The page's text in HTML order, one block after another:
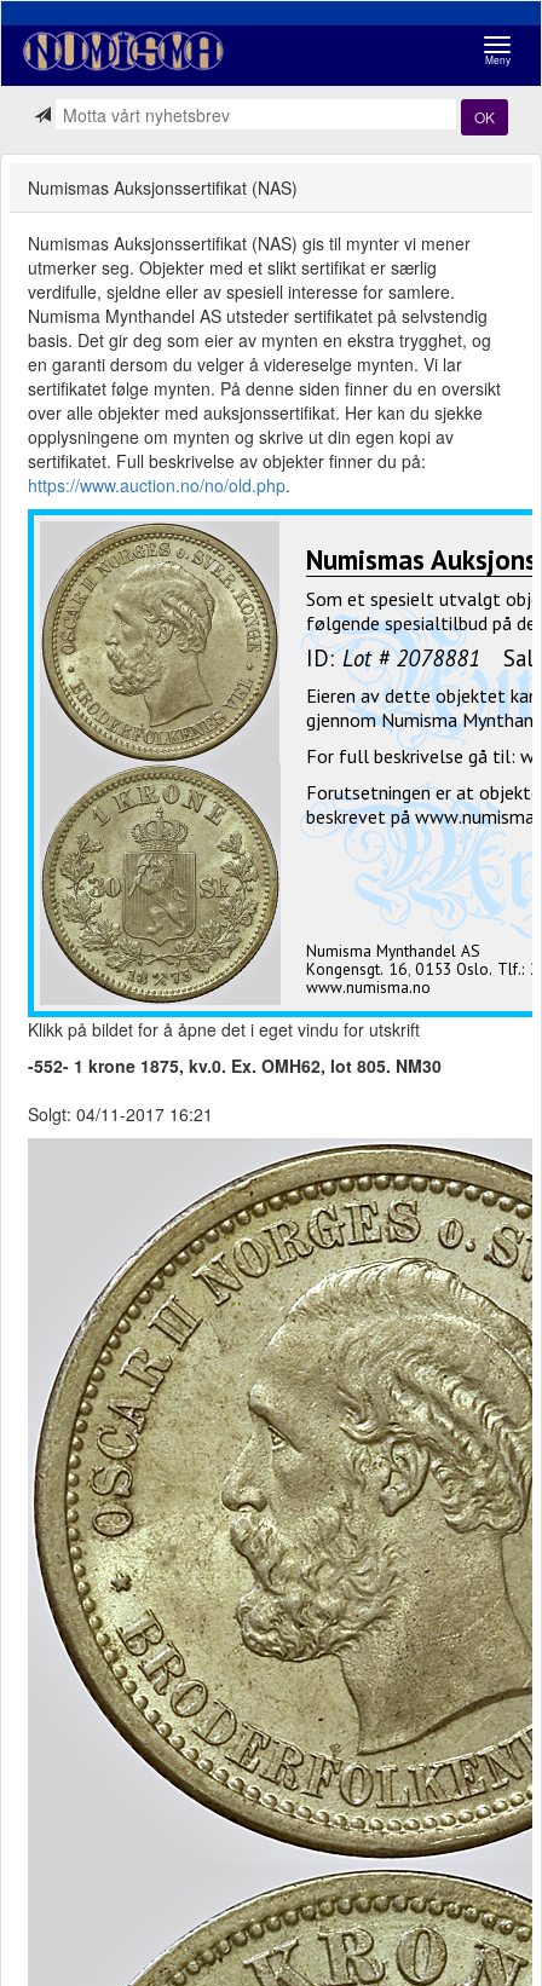
Meny
OK
Numismas Auksjonssertifikat (NAS)
Numismas Auksjonssertifikat (NAS) gis til mynter vi mener
utmerker seg. Objekter med et slikt sertifikat er særlig
verdifulle, sjeldne eller av spesiell interesse for samlere.
Numisma Mynthandel AS utsteder sertifikatet på selvstendig
basis. Det gir deg som eier av mynten en ekstra trygghet, og
en garanti dersom du velger å videreselge mynten. Vi lar
sertifikatet følge mynten. På denne siden finner du en oversikt
over alle objekter med auksjonssertifikat. Her kan du sjekke
opplysningene om mynten og skrive ut din egen kopi av
sertifikatet. Full beskrivelse av objekter finner du på:
https://www.auction.no/no/old.php.
Klikk på bildet for å åpne det i eget vindu for utskrift
-552- 1 krone 1875, kv.0. Ex. OMH62, lot 805. NM30
Solgt: 04/11-2017 16:21